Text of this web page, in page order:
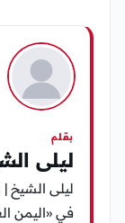
بقلم
ليلى
ليلى
في «اليمن